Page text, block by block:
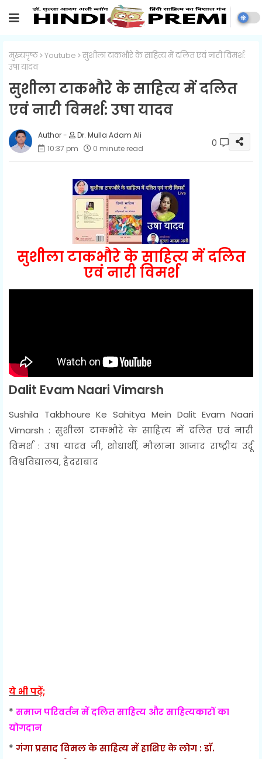
मुख्यपृष्ठ Youtube
सुशीला टाकभौरे के साहित्य में दलित एवं नारी विमर्श:
उषा यादव
सुशीला टाकभौरे के साहित्य में दलित
एवं नारी विमर्श: उषा यादव
Dr. Mulla Adam Ali
10:37 pm
0 minute read 0
सुशीला टाकभौरे के साहित्य में दलित
एवं नारी विमर्श
Dalit Evam Naari Vimarsh
Sushila Takbhoure Ke Sahitya Mein Dalit Evam Naari
Vimarsh : सुशीला टाकभौरे के साहित्य में दलित एवं नारी
विमर्श : उषा यादव जी, शोधार्थी, मौलाना आजाद राष्ट्रीय उर्दू
विश्वविद्यालय, हैदराबाद
ये भी पढ़ें;
* समाज परिवर्तन में दलित साहित्य और साहित्यकारों का
योगदान
* गंगा प्रसाद विमल के साहित्य में हाशिए के लोग : डॉ.